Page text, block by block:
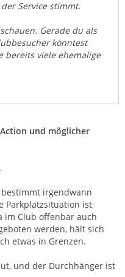
Service stimmt.
Gerade du als
könntest
bereits viele ehemalige
und möglicher
bestimmt irgendwann
Parkplatzsituation ist
im Club offenbar auch
werden, hält sich
etwas in Grenzen.
und der Durchhänger ist